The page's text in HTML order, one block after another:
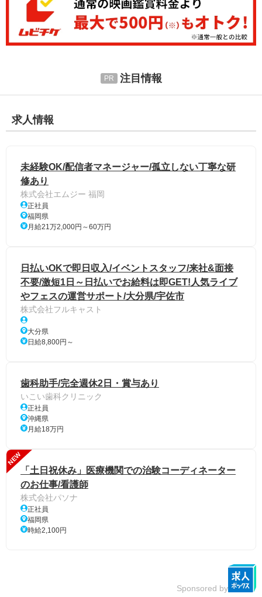
注目情報
求人情報
未経験OK/配信者マネージャー/孤立しない丁寧な研
修あり
株式会社エムジー 福岡
正社員
福岡県
月給21万2,000円～60万円
日払いOKで即日収入/イベントスタッフ/来社&面接
不要/激短1日～日払いでお給料は即GET!人気ライブ
やフェスの運営サポート/大分県/宇佐市
株式会社フルキャスト
大分県
日給8,800円～
歯科助手/完全週休2日・賞与あり
いこい歯科クリニック
正社員
沖縄県
月給18万円
NEW
「土日祝休み」医療機関での治験コーディネーター
のお仕事/看護師
株式会社パソナ
正社員
福岡県
時給2,100円
Sponsored by